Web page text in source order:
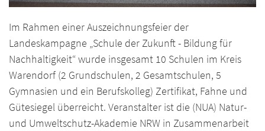
Im Rahmen einer Auszeichnungsfeier der
Landeskampagne „Schule der Zukunft - Bildung für
Nachhaltigkeit“ wurde insgesamt 10 Schulen im Kreis
Warendorf (2 Grundschulen, 2 Gesamtschulen, 5
Gymnasien und ein Berufskolleg) Zertifikat, Fahne und
Gütesiegel überreicht. Veranstalter ist die (NUA) Natur-
und Umweltschutz-Akademie NRW in Zusammenarbeit